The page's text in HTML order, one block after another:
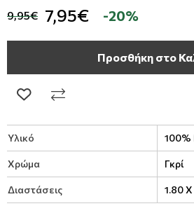
9,95€ 7,95€ -20%
Προσθήκη στο
Υλικό 100%
Χρώμα Γκρί
Διαστάσεις 1.80